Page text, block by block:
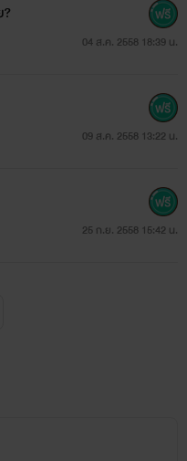
ากเป็นคนเลวแบบนี้เลยจริงๆ
04 ส.ค. 2558 18:39 น.
09 ส.ค. 2558 13:22 น.
25 ก.ย. 2558 15:42 น.